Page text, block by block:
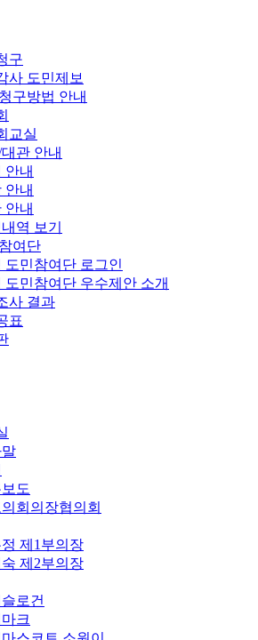
구
사 도민제보
구방법 안내
교실
관 안내
안내
안내
안내
역 보기
여단
도민참여단 로그인
도민참여단 우수제안 소개
사 결과
표
도
회의장협의회
제1부의장
제2부의장
로건
크